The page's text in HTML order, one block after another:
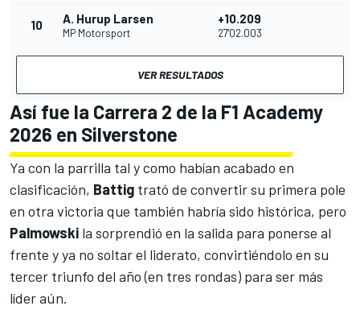
10 A. Hurup Larsen
MP Motorsport
+10.209
27'02.003
VER RESULTADOS
Así fue la Carrera 2 de la F1 Academy
2026 en Silverstone
Ya con la parrilla tal y como habían acabado en
clasificación, Battig trató de convertir su primera pole
en otra victoria que también habría sido histórica, pero
Palmowski la sorprendió en la salida para ponerse al
frente y ya no soltar el liderato, convirtiéndolo en su
tercer triunfo del año (en tres rondas) para ser más
líder aún.